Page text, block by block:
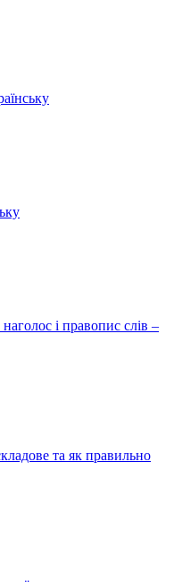
і правопис слів –
та як правильно